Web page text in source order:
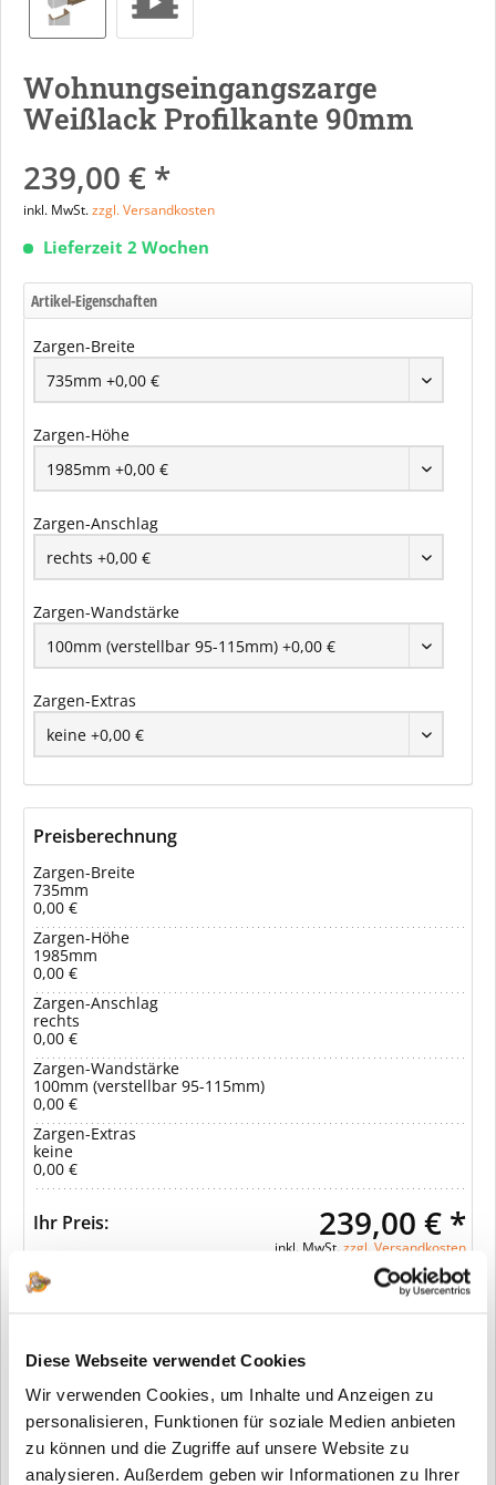
Diese Webseite verwendet Cookies
Wir verwenden Cookies, um Inhalte und Anzeigen zu
personalisieren, Funktionen für soziale Medien anbieten
zu können und die Zugriffe auf unsere Website zu
analysieren. Außerdem geben wir Informationen zu Ihrer
Wohnungseingangszarge
Weißlack Profilkante 90mm
239,00 € *
inkl. MwSt.zzgl. Versandkosten
Lieferzeit 2 Wochen
Artikel-Eigenschaften
Zargen-Breite
Zargen-Höhe
Zargen-Anschlag
Zargen-Wandstärke
Zargen-Extras
Preisberechnung
Zargen-Breite
735mm
0,00 €
Zargen-Höhe
1985mm
0,00 €
Zargen-Anschlag
rechts
0,00 €
Zargen-Wandstärke
100mm (verstellbar 95-115mm)
0,00 €
Zargen-Extras
keine
0,00 €
Ihr Preis: 239,00 € *
inkl. MwSt. zzgl. Versandkosten
Merken
Fragen zum Artikel?